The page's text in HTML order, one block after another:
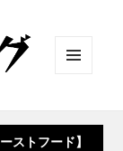
ット
ストフード】